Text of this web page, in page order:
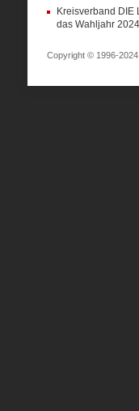
Kreisverband DIE
das Wahljahr
Copyright © 1996-